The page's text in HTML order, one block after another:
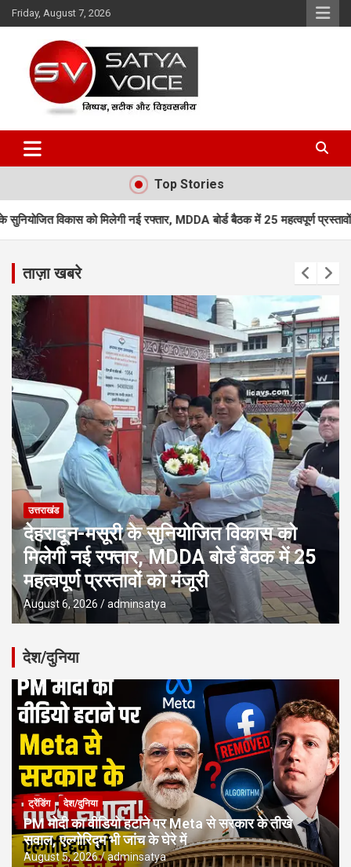
Skip
to
Friday, August 7, 2026
Satya Voice
Top Stories
नई रफ्तार, MDDA बोर्ड बैठक में 25 महत्वपूर्ण प्रस्तावों को मंजूरी एमडीडीए
ताज़ा खबरे
उत्तराखंड
देहरादून-मसूरी के सुनियोजित विकास को
मिलेगी नई रफ्तार, MDDA बोर्ड बैठक में 25
महत्वपूर्ण प्रस्तावों को मंजूरी
August 6, 2026 adminsatya
देश/दुनिया
ट्रेंडिंग देश/दुनिया
PM मोदी का वीडियो हटाने पर Meta से सरकार के तीखे
सवाल, एल्गोरिद्म भी जांच के घेरे में
August 5, 2026 adminsatya